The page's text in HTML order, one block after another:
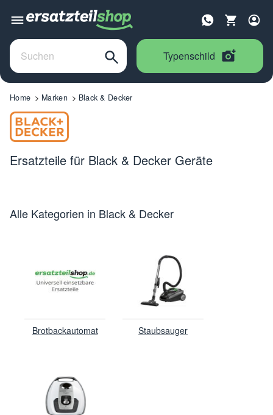
Typenschild
Home Marken Black & Decker
Ersatzteile für Black & Decker Geräte
Alle Kategorien in Black & Decker
Brotbackautomat Staubsauger